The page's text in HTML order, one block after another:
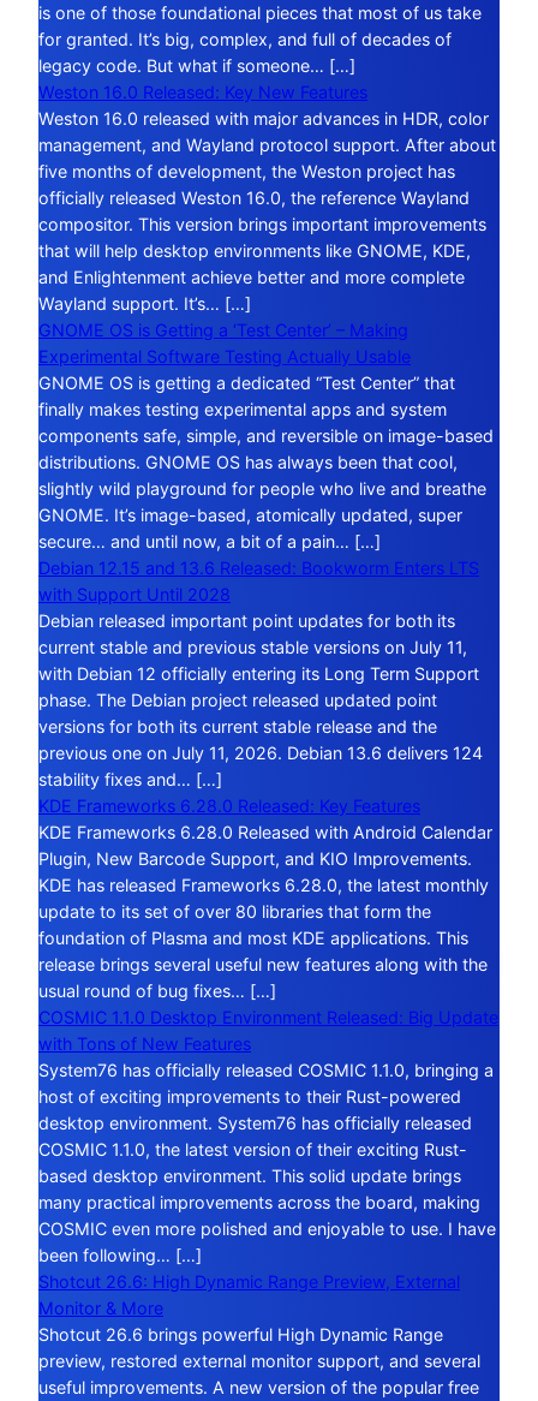
is one of those foundational pieces that most of us take
for granted. It’s big, complex, and full of decades of
legacy code. But what if someone… […]
Weston 16.0 Released: Key New Features
Weston 16.0 released with major advances in HDR, color
management, and Wayland protocol support. After about
five months of development, the Weston project has
officially released Weston 16.0, the reference Wayland
compositor. This version brings important improvements
that will help desktop environments like GNOME, KDE,
and Enlightenment achieve better and more complete
Wayland support. It’s… […]
GNOME OS is Getting a ‘Test Center’ – Making
Experimental Software Testing Actually Usable
GNOME OS is getting a dedicated “Test Center” that
finally makes testing experimental apps and system
components safe, simple, and reversible on image-based
distributions. GNOME OS has always been that cool,
slightly wild playground for people who live and breathe
GNOME. It’s image-based, atomically updated, super
secure… and until now, a bit of a pain… […]
Debian 12.15 and 13.6 Released: Bookworm Enters LTS
with Support Until 2028
Debian released important point updates for both its
current stable and previous stable versions on July 11,
with Debian 12 officially entering its Long Term Support
phase. The Debian project released updated point
versions for both its current stable release and the
previous one on July 11, 2026. Debian 13.6 delivers 124
stability fixes and… […]
KDE Frameworks 6.28.0 Released: Key Features
KDE Frameworks 6.28.0 Released with Android Calendar
Plugin, New Barcode Support, and KIO Improvements.
KDE has released Frameworks 6.28.0, the latest monthly
update to its set of over 80 libraries that form the
foundation of Plasma and most KDE applications. This
release brings several useful new features along with the
usual round of bug fixes… […]
COSMIC 1.1.0 Desktop Environment Released: Big Update
with Tons of New Features
System76 has officially released COSMIC 1.1.0, bringing a
host of exciting improvements to their Rust-powered
desktop environment. System76 has officially released
COSMIC 1.1.0, the latest version of their exciting Rust-
based desktop environment. This solid update brings
many practical improvements across the board, making
COSMIC even more polished and enjoyable to use. I have
been following… […]
Shotcut 26.6: High Dynamic Range Preview, External
Monitor & More
Shotcut 26.6 brings powerful High Dynamic Range
preview, restored external monitor support, and several
useful improvements. A new version of the popular free